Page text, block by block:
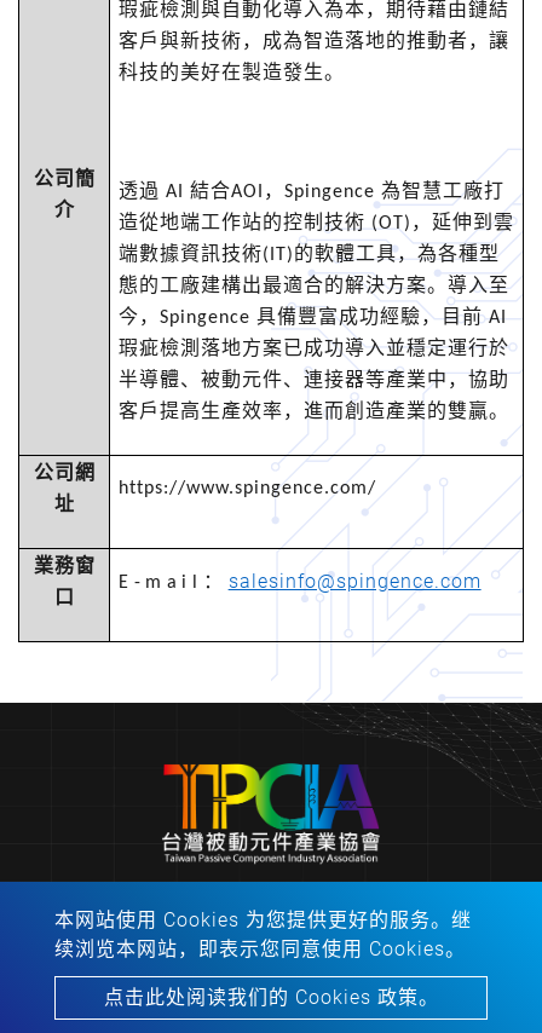
公司簡
介
瑕疵檢測與自動化導入為本，期待藉由鏈結
客戶與新技術，成為智造落地的推動者，讓
科技的美好在製造發生。
透過 AI 結合AOI ， Spingence 為智慧工廠打
造從地端工作站的控制技術 (OT) ，延伸到雲
端數據資訊技術(IT) 的軟體工具，為各種型
態的工廠建構出最適合的解決方案。導入至
今， Spingence 具備豐富成功經驗，目前AI
瑕疵檢測落地方案已成功導入並穩定運行於
半導體、被動元件、連接器等產業中，協助
客戶提高生產效率，進而創造產業的雙贏。
公司網
址
https://www.spingence.com/
業務窗
口
E-mail ： salesinfo@spingence.com
本网站使用 Cookies 为您提供更好的服务。继
续浏览本网站，即表示您同意使用 Cookies。
点击此处阅读我们的 Cookies 政策。
會址：310401新竹县竹东镇中兴路４段195号53馆2
楼213之1室
電話：06-2757575分機：62445